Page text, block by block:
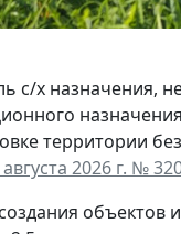
с/х назначения,
территории
2026 г. №
объектов